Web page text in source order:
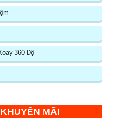
360 Độ
MÃI